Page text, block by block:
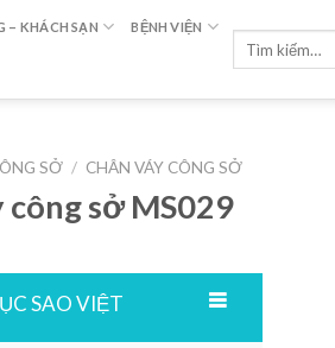
– KHÁCH SẠN BỆNH VIỆN
SỞ / CHÂN VÁY CÔNG SỞ
công sở MS029
SAO VIỆT